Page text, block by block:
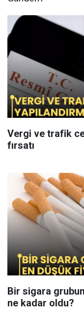
Vergi ve trafik
fırsatı
Bir sigara
ne kadar oldu?